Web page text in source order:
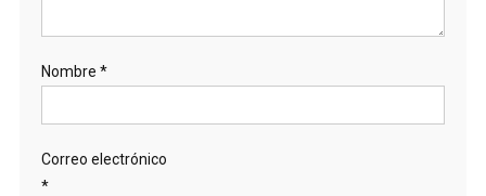
Nombre *
Correo electrónico
*